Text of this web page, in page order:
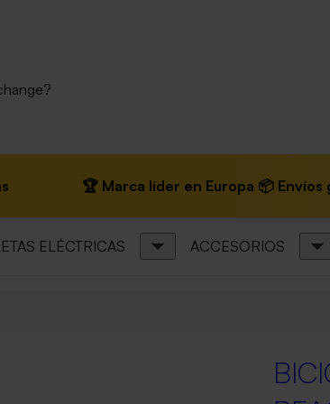
Marca líder en Europa 📦 Envíos gratis en
ELÉCTRICAS ACCESORIOS